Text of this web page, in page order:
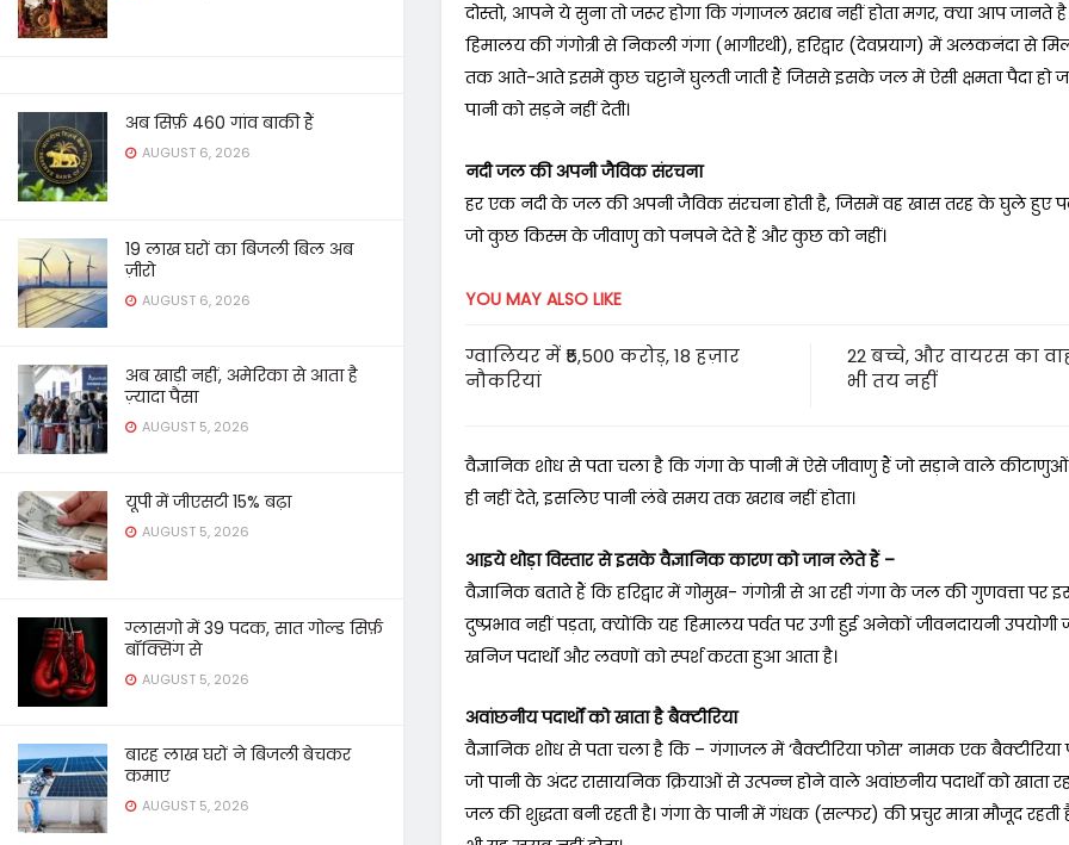
अब सिर्फ़ 460 गांव बाकी हैं
AUGUST 6, 2026
19 लाख घरों का बिजली बिल अब
ज़ीरो
AUGUST 6, 2026
अब खाड़ी नहीं, अमेरिका से आता है
ज़्यादा पैसा
AUGUST 5, 2026
यूपी में जीएसटी 15% बढ़ा
AUGUST 5, 2026
ग्लासगो में 39 पदक, सात गोल्ड सिर्फ़
बॉक्सिंग से
AUGUST 5, 2026
बारह लाख घरों ने बिजली बेचकर
कमाए
AUGUST 5, 2026
दोस्तो, आपने ये सुना तो जरूर होगा कि गंगाजल खराब नहीं होता मगर, क्या आप जानते
हिमालय की गंगोत्री से निकली गंगा (भागीरथी), हरिद्वार (देवप्रयाग) में अलकनंदा से
तक आते-आते इसमें कुछ चट्टानें घुलती जाती हैं जिससे इसके जल में ऐसी क्षमता पैदा हो
पानी को सड़ने नहीं देती।
नदी जल की अपनी जैविक संरचना
हर एक नदी के जल की अपनी जैविक संरचना होती है, जिसमें वह खास तरह के घुले हुए
जो कुछ किस्म के जीवाणु को पनपने देते हैं और कुछ को नहीं।
YOU MAY ALSO LIKE
ग्वालियर में ₹5,500 करोड़, 18 हज़ार
नौकरियां
22 बच्चे, और वायरस का
भी तय नहीं
वैज्ञानिक शोध से पता चला है कि गंगा के पानी में ऐसे जीवाणु हैं जो सड़ाने वाले
ही नहीं देते, इसलिए पानी लंबे समय तक खराब नहीं होता।
आइये थोड़ा विस्तार से इसके वैज्ञानिक कारण को जान लेते हैं –
वैज्ञानिक बताते हैं कि हरिद्वार में गोमुख- गंगोत्री से आ रही गंगा के जल की गुणवत्ता पर
दुष्प्रभाव नहीं पड़ता, क्योंकि यह हिमालय पर्वत पर उगी हुई अनेकों जीवनदायनी उपयोगी
खनिज पदार्थों और लवणों को स्पर्श करता हुआ आता है।
अवांछनीय पदार्थों को खाता है बैक्टीरिया
वैज्ञानिक शोध से पता चला है कि – गंगाजल में ‘बैक्टीरिया फोस’ नामक एक बैक्टीरिया
जो पानी के अंदर रासायनिक क्रियाओं से उत्पन्न होने वाले अवांछनीय पदार्थों को खाता
जल की शुद्धता बनी रहती है। गंगा के पानी में गंधक (सल्फर) की प्रचुर मात्रा मौजूद